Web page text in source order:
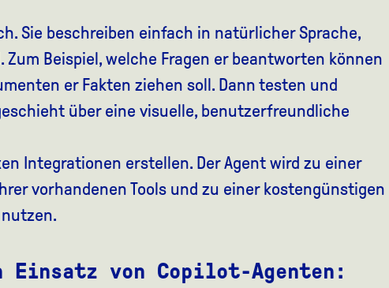
Sie beschreiben einfach in natürlicher Sprache,
Zum Beispiel, welche Fragen er beantworten können
er Fakten ziehen soll. Dann testen und
über eine visuelle, benutzerfreundliche
Integrationen erstellen. Der Agent wird zu einer
vorhandenen Tools und zu einer kostengünstigen
von Copilot-Agenten: